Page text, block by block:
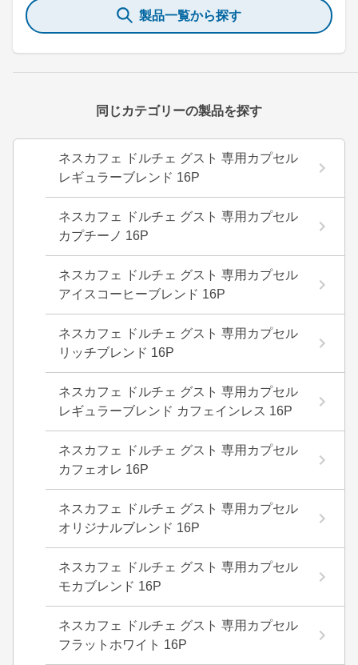
製品一覧から探す
同じカテゴリーの製品を探す
ネスカフェ ドルチェ グスト 専用カプセル
レギュラーブレンド 16P
ネスカフェ ドルチェ グスト 専用カプセル
カプチーノ 16P
ネスカフェ ドルチェ グスト 専用カプセル
アイスコーヒーブレンド 16P
ネスカフェ ドルチェ グスト 専用カプセル
リッチブレンド 16P
ネスカフェ ドルチェ グスト 専用カプセル
レギュラーブレンド カフェインレス 16P
ネスカフェ ドルチェ グスト 専用カプセル
カフェオレ 16P
ネスカフェ ドルチェ グスト 専用カプセル
オリジナルブレンド 16P
ネスカフェ ドルチェ グスト 専用カプセル
モカブレンド 16P
ネスカフェ ドルチェ グスト 専用カプセル
フラットホワイト 16P